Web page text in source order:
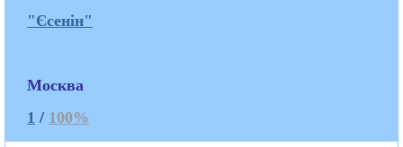
"Єсенін"
Москва
1 / 100%